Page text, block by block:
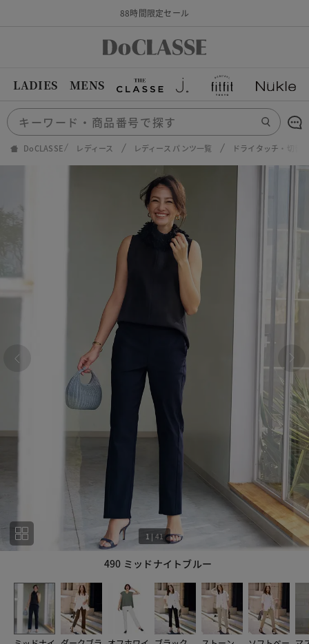
88時間限定セール
LADIES MENS
DoCLASSE レディース レディース パンツ一覧 ドライタッチ・切替
490 ミッドナイトブルー
1 | 41